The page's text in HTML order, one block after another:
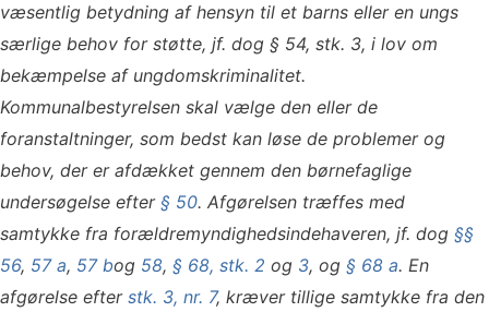
væsentlig betydning af hensyn til et barns eller en ungs
særlige behov for støtte, jf. dog § 54, stk. 3, i lov om
bekæmpelse af ungdomskriminalitet.
Kommunalbestyrelsen skal vælge den eller de
foranstaltninger, som bedst kan løse de problemer og
behov, der er afdækket gennem den børnefaglige
undersøgelse efter § 50. Afgørelsen træffes med
samtykke fra forældremyndighedsindehaveren, jf. dog §§
56, 57 a, 57 bog 58, § 68, stk. 2 og 3, og § 68 a. En
afgørelse efter stk. 3, nr. 7, kræver tillige samtykke fra den